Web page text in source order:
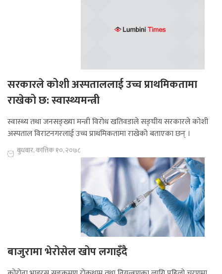
सरकारले कोशी अस्पताललाई उच्च प्राथमिकतामा
राखेको छ: स्वास्थ्यमन्त्री
स्वास्थ्य तथा जनसङ्ख्या मन्त्री विरोध खतिवडाले सङ्घीय सरकारले कोशी
अस्पताल विराटनगरलाई उच्च प्राथमिकतामा राखेको बताएका छन् ।
बुधबार, कात्तिक १०, २०७८
बाजुरामा भेरोसेल खोप लगाइँदै